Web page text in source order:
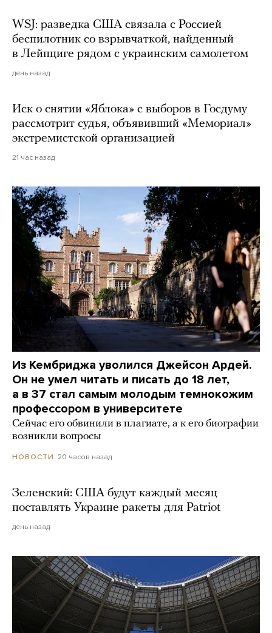
WSJ: разведка США связала с Россией
беспилотник со взрывчаткой, найденный
в Лейпциге рядом с украинским самолетом
день назад
Иск о снятии «Яблока» с выборов в Госдуму
рассмотрит судья, объявивший «Мемориал»
экстремистской организацией
21 час назад
Из Кембриджа уволился Джейсон Ардей.
Он не умел читать и писать до 18 лет,
а в 37 стал самым молодым темнокожим
профессором в университете
Сейчас его обвинили в плагиате, а к его биографии
возникли вопросы
НОВОСТИ 20 часов назад
Зеленский: США будут каждый месяц
поставлять Украине ракеты для Patriot
день назад